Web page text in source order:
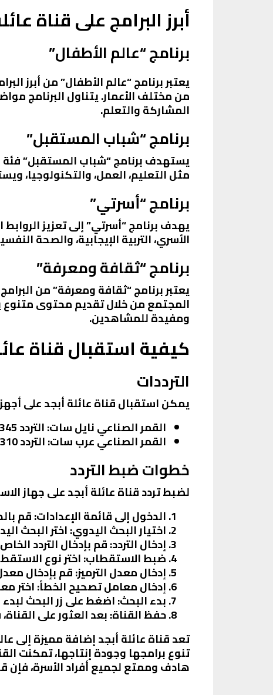
أبرز البرامج على قناة
برنامج “عالم الأطفال”
يعتبر برنامج “عالم الأطفال” من أبرز
من مختلف الأعمار. يتناول البرنامج
المشاركة والتعلم.
برنامج “شباب المستقبل”
يستهدف برنامج “شباب المستقبل” فئة
مثل التعليم، العمل، والتكنولوجيا،
برنامج “أسرتي”
يهدف برنامج “أسرتي” إلى تعزيز
الأسري، التربية الإيجابية، والصحة
برنامج “ثقافة ومعرفة”
يعتبر برنامج “ثقافة ومعرفة” من
المجتمع من خلال تقديم محتوى متنوع
ومفيدة للمشاهدين.
كيفية استقبال قناة
الترددات
يمكن استقبال قناة عائلة أبجد على
القمر الصناعي نايل سات: التردد 12345، الاستقطاب عمودي، معدل الترميز 27500، معامل تصحيح الخطأ 3/4.
القمر الصناعي عرب سات: التردد 11310، الاستقطاب أفقي، معدل الترميز 30000، معامل تصحيح الخطأ 3/4.
خطوات ضبط التردد
لضبط تردد قناة عائلة أبجد على جهاز
الدخول إلى قائمة الإعدادات: قم
اختيار البحث اليدوي: اختر البحث
إدخال التردد: قم بإدخال التردد الخاص بالقناة (12345 على نايل
ضبط الاستقطاب: اختر نوع
إدخال معدل الترميز: قم بإدخال معدل الترميز (27500 على نايل
إدخال معامل تصحيح الخطأ: اختر
بدء البحث: اضغط على زر البحث
حفظ القناة: بعد العثور على
تعد قناة عائلة أبجد إضافة مميزة إلى
تنوع برامجها وجودة إنتاجها، تمكنت
هادف وممتع لجميع أفراد الأسرة، فإن